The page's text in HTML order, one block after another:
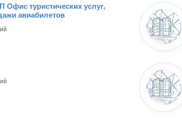
туристических услуг,
авиабилетов